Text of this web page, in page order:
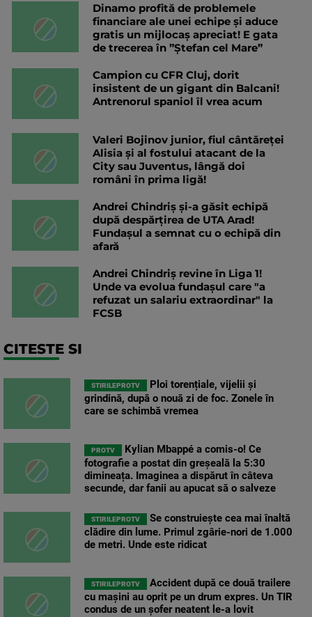
Dinamo profită de problemele
financiare ale unei echipe și aduce
gratis un mijlocaș apreciat! E gata
de trecerea în ”Ștefan cel Mare”
Campion cu CFR Cluj, dorit
insistent de un gigant din Balcani!
Antrenorul spaniol îl vrea acum
Valeri Bojinov junior, fiul cântăreței
Alisia și al fostului atacant de la
City sau Juventus, lângă doi
români în prima ligă!
Andrei Chindriș și-a găsit echipă
după despărțirea de UTA Arad!
Fundașul a semnat cu o echipă din
afară
Andrei Chindriș revine în Liga 1!
Unde va evolua fundașul care "a
refuzat un salariu extraordinar" la
FCSB
CITESTE SI
STIRILEPROTV
Ploi torențiale, vijelii și
grindină, după o nouă zi de foc. Zonele în
care se schimbă vremea
PROTV
Kylian Mbappé a comis-o! Ce
fotografie a postat din greșeală la 5:30
dimineața. Imaginea a dispărut în câteva
secunde, dar fanii au apucat să o salveze
STIRILEPROTV
Se construiește cea mai înaltă
clădire din lume. Primul zgârie-nori de 1.000
de metri. Unde este ridicat
STIRILEPROTV
Accident după ce două trailere
cu mașini au oprit pe un drum expres. Un TIR
condus de un șofer neatent le-a lovit